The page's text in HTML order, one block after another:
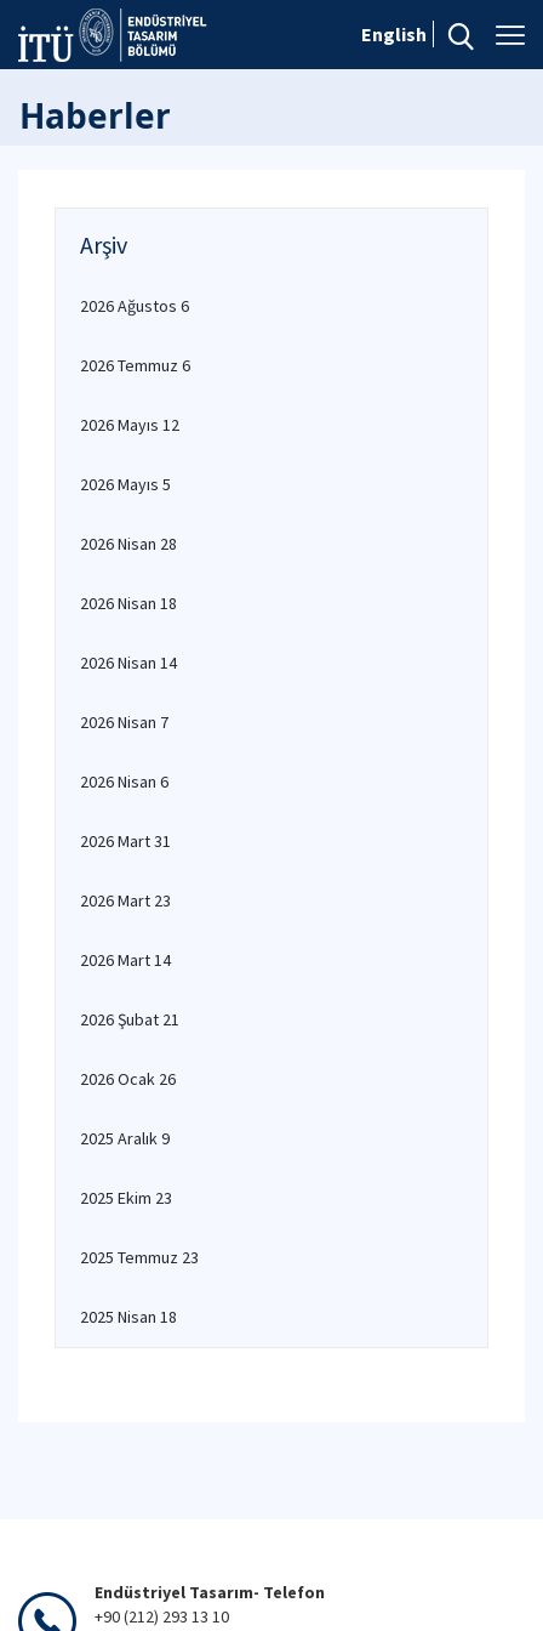
English
Haberler
Arşiv
2026 Ağustos 6
2026 Temmuz 6
2026 Mayıs 12
2026 Mayıs 5
2026 Nisan 28
2026 Nisan 18
2026 Nisan 14
2026 Nisan 7
2026 Nisan 6
2026 Mart 31
2026 Mart 23
2026 Mart 14
2026 Şubat 21
2026 Ocak 26
2025 Aralık 9
2025 Ekim 23
2025 Temmuz 23
2025 Nisan 18
Endüstriyel Tasarım- Telefon
+90 (212) 293 13 10